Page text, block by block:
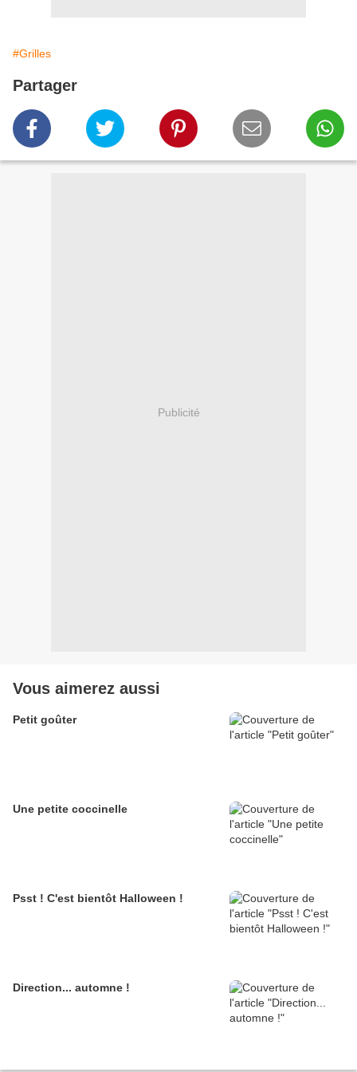
#Grilles
Partager
Publicité
Vous aimerez aussi
Petit goûter
Une petite coccinelle
Psst ! C'est bientôt Halloween !
Direction... automne !